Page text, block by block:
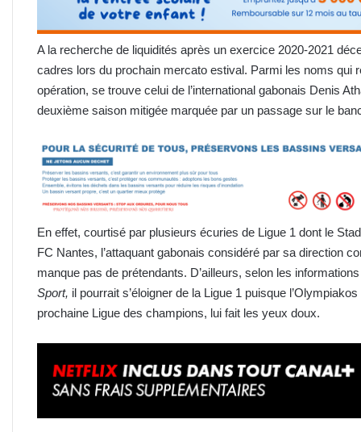
A la recherche de liquidités après un exercice 2020-2021
cadres lors du prochain mercato estival. Parmi les noms qui
opération, se trouve celui de l’international gabonais Denis
deuxième saison mitigée marquée par un passage sur le
En effet, courtisé par plusieurs écuries de Ligue 1 dont le
FC Nantes, l’attaquant gabonais considéré par sa direction
manque pas de prétendants. D’ailleurs, selon les
Sport, il pourrait s’éloigner de la Ligue 1 puisque
prochaine Ligue des champions, lui fait les yeux doux.